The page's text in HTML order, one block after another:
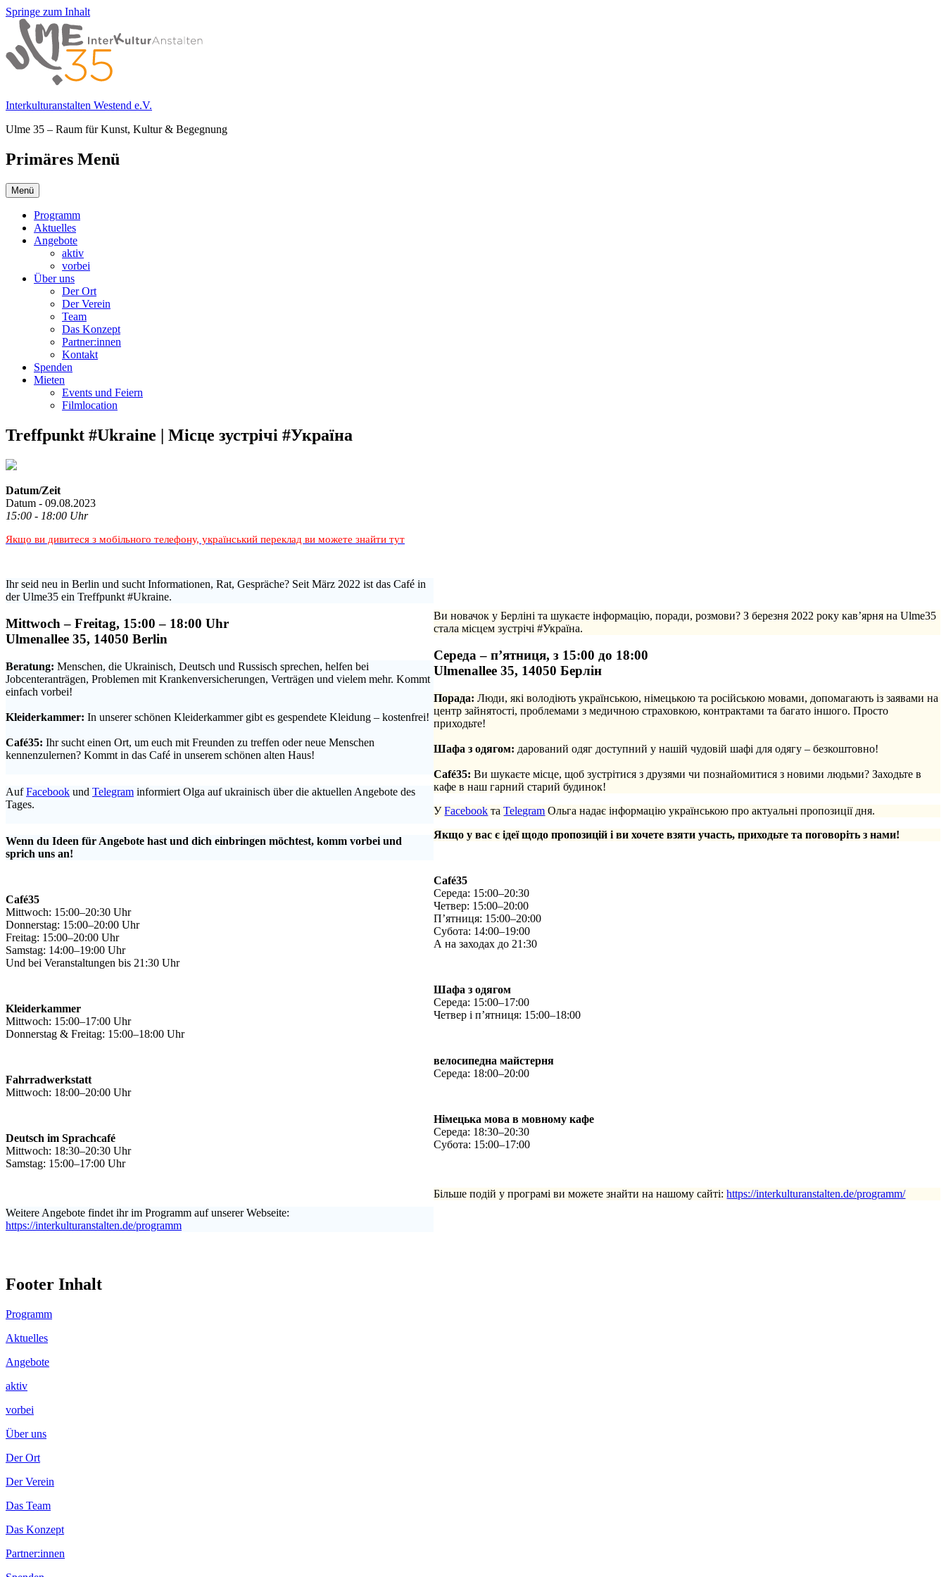
Springe zum Inhalt
Interkulturanstalten Westend e.V.
Ulme 35 – Raum für Kunst, Kultur & Begegnung
Primäres Menü
Menü
Programm
Aktuelles
Angebote
aktiv
vorbei
Über uns
Der Ort
Der Verein
Team
Das Konzept
Partner:innen
Kontakt
Spenden
Mieten
Events und Feiern
Filmlocation
Treffpunkt #Ukraine | Місце зустрічі #Україна
Datum/Zeit
Datum - 09.08.2023
15:00 - 18:00 Uhr
Якщо ви дивитеся з мобільного телефону, український переклад ви можете знайти тут
Ihr seid neu in Berlin und sucht Informationen, Rat, Gespräche? Seit März 2022 ist das Café in
der Ulme35 ein Treffpunkt #Ukraine.
Mittwoch – Freitag, 15:00 – 18:00 Uhr
Ulmenallee 35, 14050 Berlin
Beratung: Menschen, die Ukrainisch, Deutsch und Russisch sprechen, helfen bei
Jobcenteranträgen, Problemen mit Krankenversicherungen, Verträgen und vielem mehr. Kommt
einfach vorbei!
Kleiderkammer: In unserer schönen Kleiderkammer gibt es gespendete Kleidung – kostenfrei!
Café35: Ihr sucht einen Ort, um euch mit Freunden zu treffen oder neue Menschen
kennenzulernen? Kommt in das Café in unserem schönen alten Haus!
AufFacebook und Telegram informiert Olga auf ukrainisch über die aktuellen Angebote des
Tages.
Wenn du Ideen für Angebote hast und dich einbringen möchtest, komm vorbei und
sprich uns an!
Café35
Mittwoch: 15:00–20:30 Uhr
Donnerstag: 15:00–20:00 Uhr
Freitag: 15:00–20:00 Uhr
Samstag: 14:00–19:00 Uhr
Und bei Veranstaltungen bis 21:30 Uhr
Kleiderkammer
Mittwoch: 15:00–17:00 Uhr
Donnerstag & Freitag: 15:00–18:00 Uhr
Fahrradwerkstatt
Mittwoch: 18:00–20:00 Uhr
Deutsch im Sprachcafé
Mittwoch: 18:30–20:30 Uhr
Samstag: 15:00–17:00 Uhr
Weitere Angebote findet ihr im Programm auf unserer Webseite:
https://interkulturanstalten.de/programm
Ви новачок у Берліні та шукаєте інформацію, поради, розмови? З березня 2022 року кав’ярня на Ulme35
стала місцем зустрічі #Україна.
Середа – п’ятниця, з 15:00 до 18:00
Ulmenallee 35, 14050 Берлін
Порада: Люди, які володіють українською, німецькою та російською мовами, допомагають із заявами на
центр зайнятості, проблемами з медичною страховкою, контрактами та багато іншого. Просто
приходьте!
Шафа з одягом: дарований одяг доступний у нашій чудовій шафі для одягу – безкоштовно!
Café35: Ви шукаєте місце, щоб зустрітися з друзями чи познайомитися з новими людьми? Заходьте в
кафе в наш гарний старий будинок!
УFacebook таTelegram Ольга надає інформацію українською про актуальні пропозиції дня.
Якщо у вас є ідеї щодо пропозицій і ви хочете взяти участь, приходьте та поговоріть з нами!
Café35
Середа: 15:00–20:30
Четвер: 15:00–20:00
П’ятниця: 15:00–20:00
Субота: 14:00–19:00
А на заходах до 21:30
Шафа з одягом
Середа: 15:00–17:00
Четвер і п’ятниця: 15:00–18:00
велосипедна майстерня
Середа: 18:00–20:00
Німецька мова в мовному кафе
Середа: 18:30–20:30
Субота: 15:00–17:00
Більше подій у програмі ви можете знайти на нашому сайті:https://interkulturanstalten.de/programm/
Footer Inhalt
Programm
Aktuelles
Angebote
aktiv
vorbei
Über uns
Der Ort
Der Verein
Das Team
Das Konzept
Partner:innen